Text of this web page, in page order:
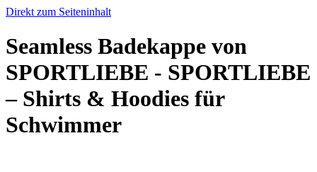
Direkt zum Seiteninhalt
Seamless Badekappe von
SPORTLIEBE - SPORTLIEBE
– Shirts & Hoodies für
Schwimmer